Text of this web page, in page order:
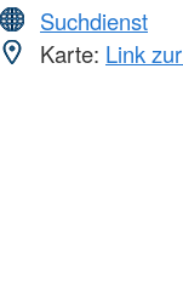
Suchdienst
Karte: Link